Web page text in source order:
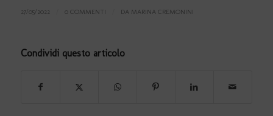
27/05/2022 0 COMMENTI DA MARINA CREMONINI
Condividi questo articolo